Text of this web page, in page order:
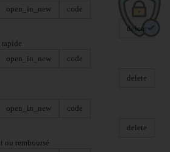
open_in_new code
delete
open_in_new code
delete
open_in_new code
delete
ou remboursé